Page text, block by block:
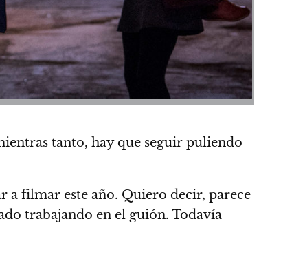
tanto, hay que seguir puliendo
a filmar este año. Quiero decir, parece
trabajando en el guión. Todavía